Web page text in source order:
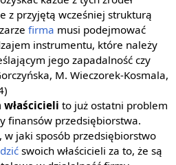
z przyjętą wcześniej strukturą
firma musi podejmować
instrumentu, które należy
jego zapadalność czy
M. Wieczorek-Kosmala,
właścicieli to już ostatni problem
finansów przedsiębiorstwa.
w jaki sposób przedsiębiorstwo
swoich właścicieli za to, że są